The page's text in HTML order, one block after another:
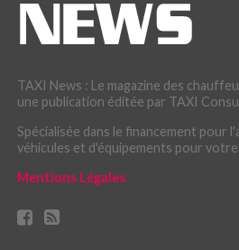
TAXI News : Le magazine des
une publication éditée par TAXI
Spécialisée dans le financement pour
véhicules et d'équipements pour
Mentions Légales